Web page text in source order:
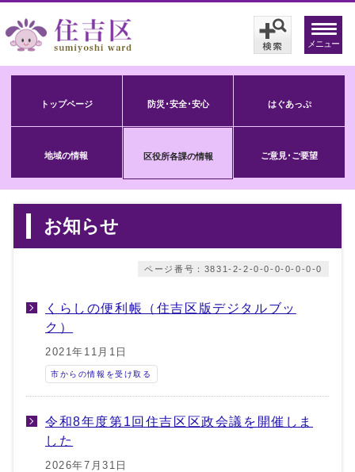
メニュー
トップページ 防災･安全･安心 はぐあっぷ
地域の情報 区役所各課の情報 ご意見･ご要望
お知らせ
ページ番号：3831-2-2-0-0-0-0-0-0-0
くらしの便利帳（住吉区版デジタルブッ
ク）
2021年11月1日
市からの情報を受け取る
令和8年度第1回住吉区区政会議を開催しま
した
2026年7月31日